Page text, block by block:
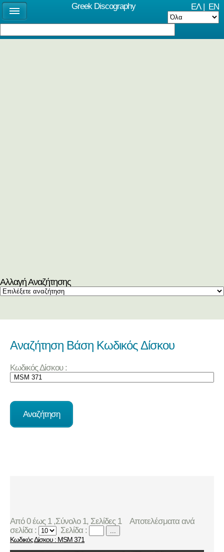
ΕΛ| EN
Αλλαγή Αναζήτησης
Αναζήτηση Βάση Κωδικός Δίσκου
Κωδικός Δίσκου :
Από 0 έως 1 ,Σύνολο 1, Σελίδες 1
Αποτελέσματα ανά
σελίδα :
Σελίδα : ...
Κωδικός Δίσκου : MSM 371
Greek Discography